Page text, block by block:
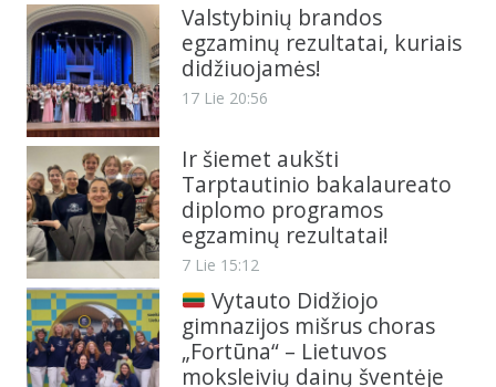
Valstybinių brandos
egzaminų rezultatai, kuriais
didžiuojamės!
17 Lie 20:56
Ir šiemet aukšti
Tarptautinio bakalaureato
diplomo programos
egzaminų rezultatai!
7 Lie 15:12
Vytauto Didžiojo
gimnazijos mišrus choras
„Fortūna“ – Lietuvos
moksleivių dainų šventėje